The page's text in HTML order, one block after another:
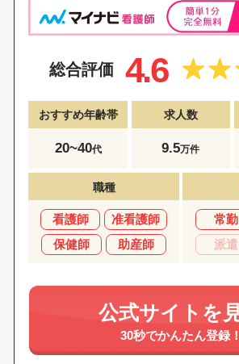
総合評価 4.6
おすすめ年齢帯
20~40代
求人数
9.5万件
職種
看護師
准看護師
保健師
助産師
常勤
派遣
公式サイトを
30秒でかんたん登録！